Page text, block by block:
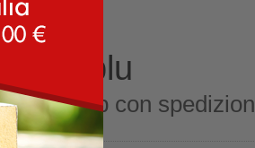
blu
shop con